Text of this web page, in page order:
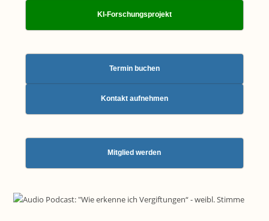
KI-Forschungsprojekt
Termin buchen
Kontakt aufnehmen
Mitglied werden